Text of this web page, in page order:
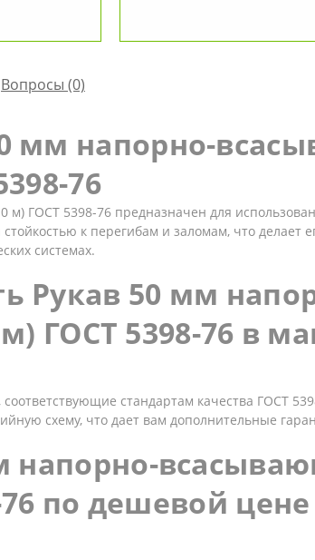
Вопросы (0)
мм напорно-
76
ГОСТ 5398-76 предназначен для
к перегибам и заломам, что делает
системах.
Рукав 50 мм
ГОСТ 5398-76 в
стандартам качества ГОСТ
схему, что дает вам дополнительные
напорно-
76 по дешевой